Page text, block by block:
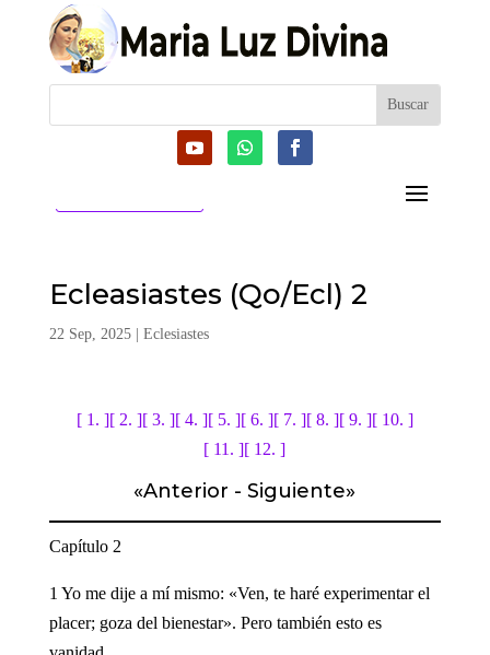
Ecleasiastes (Qo/Ecl) 2
22 Sep, 2025| Eclesiastes
[ 1. ][ 2. ][ 3. ][ 4. ][ 5. ][ 6. ][ 7. ][ 8. ][ 9. ][ 10. ]
[ 11. ][ 12. ]
«Anterior -Siguiente»
Capítulo 2
1 Yo me dije a mí mismo: «Ven, te haré experimentar el
placer; goza del bienestar». Pero también esto es